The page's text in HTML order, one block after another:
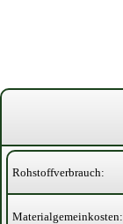
Rohstoffverbrauch:
Materialgemeinkosten: